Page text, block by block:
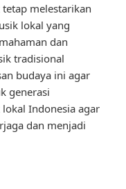
melestarikan
lokal yang
dan
tradisional
budaya ini agar
generasi
Indonesia agar
dan menjadi